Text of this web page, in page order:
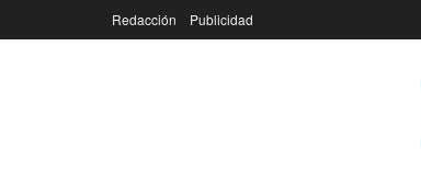
Redacción Publicidad